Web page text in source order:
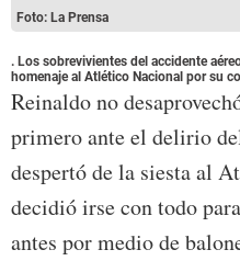
Foto: La Prensa
. Los sobrevivientes del accidente
homenaje al Atlético Nacional por su
Reinaldo no
primero ante el delirio
despertó de la siesta al
decidió irse con todo
antes por medio de